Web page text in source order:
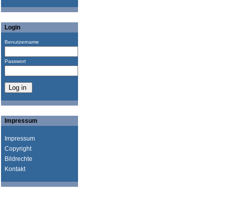
Login
Benutzername
Passwort
Impressum
Impressum
Copyright
Bildrechte
Kontakt